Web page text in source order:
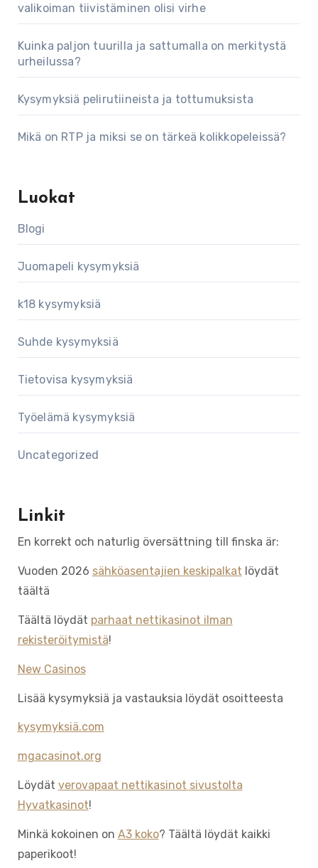
valikoiman tiivistäminen olisi virhe
Kuinka paljon tuurilla ja sattumalla on merkitystä
urheilussa?
Kysymyksiä pelirutiineista ja tottumuksista
Mikä on RTP ja miksi se on tärkeä kolikkopeleissä?
Luokat
Blogi
Juomapeli kysymyksiä
k18 kysymyksiä
Suhde kysymyksiä
Tietovisa kysymyksiä
Työelämä kysymyksiä
Uncategorized
Linkit
En korrekt och naturlig översättning till finska är:
Vuoden 2026 sähköasentajien keskipalkat löydät
täältä
Täältä löydät parhaat nettikasinot ilman
rekisteröitymistä!
New Casinos
Lisää kysymyksiä ja vastauksia löydät osoitteesta
kysymyksiä.com
mgacasinot.org
Löydät verovapaat nettikasinot sivustolta
Hyvatkasinot!
Minkä kokoinen on A3 koko? Täältä löydät kaikki
paperikoot!